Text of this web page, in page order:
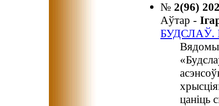
№ 2(96)
Аўтар -
Вядомы
цаніць